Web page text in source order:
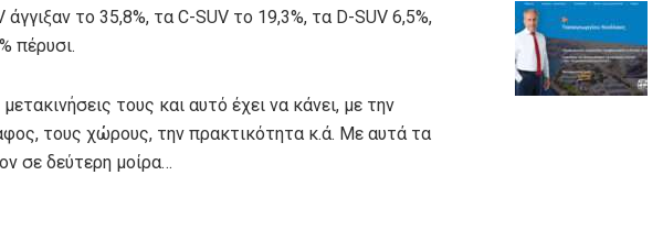
το 35,8%, τα C-SUV το 19,3%, τα D-SUV 6,5%,
πέρυσι.
τους και αυτό έχει να κάνει, με την
τους χώρους, την πρακτικότητα κ.ά. Με αυτά τα
σε δεύτερη μοίρα…